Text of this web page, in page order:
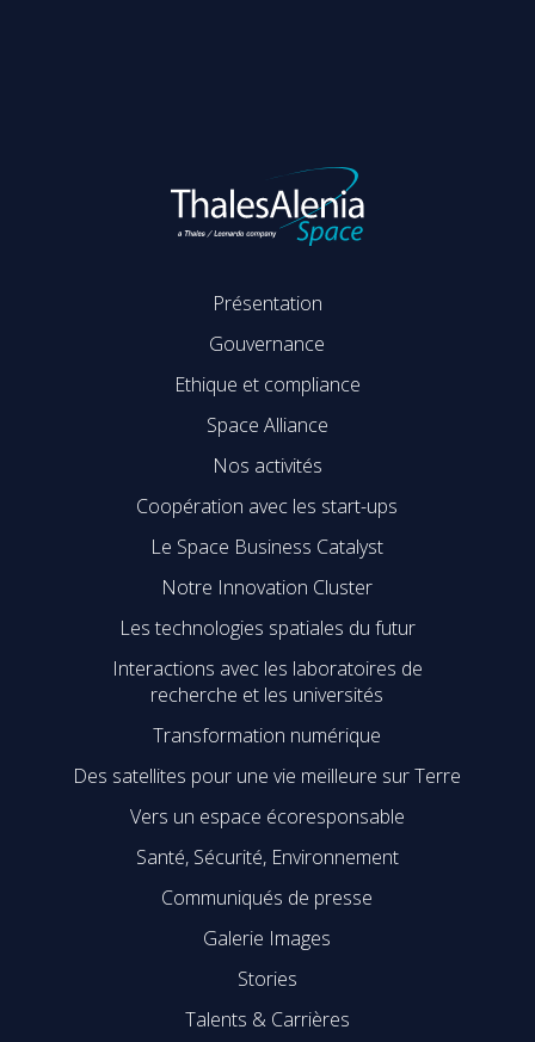
Présentation
Gouvernance
Ethique et compliance
Space Alliance
Nos activités
Coopération avec les start-ups
Le Space Business Catalyst
Notre Innovation Cluster
Les technologies spatiales du futur
Interactions avec les laboratoires de
recherche et les universités
Transformation numérique
Des satellites pour une vie meilleure sur Terre
Vers un espace écoresponsable
Santé, Sécurité, Environnement
Communiqués de presse
Galerie Images
Stories
Talents & Carrières